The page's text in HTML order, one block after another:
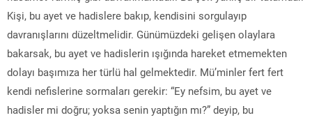
Kişi, bu ayet ve hadislere bakıp, kendisini sorgulayıp
davranışlarını düzeltmelidir. Günümüzdeki gelişen olaylara
bakarsak, bu ayet ve hadislerin ışığında hareket etmemekten
dolayı başımıza her türlü hal gelmektedir. Mü’minler fert fert
kendi nefislerine sormaları gerekir: “Ey nefsim, bu ayet ve
hadisler mi doğru; yoksa senin yaptığın mı?” deyip, bu